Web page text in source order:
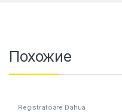
Похожие
Registratoare Dahua